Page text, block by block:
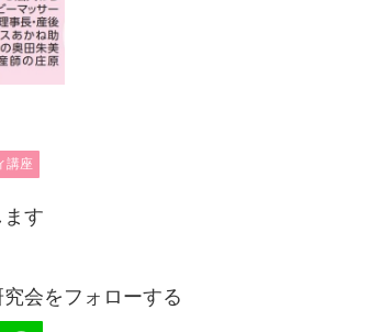
講座
す
会をフォローする